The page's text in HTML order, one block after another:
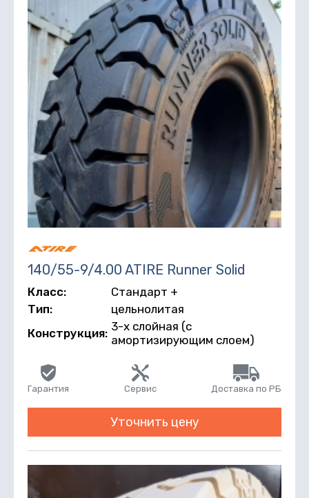
140/55-9/4.00 ATIRE Runner Solid
Класс:
Стандарт +
Тип:
цельнолитая
Конструкция: 3-х слойная (с
амортизирующим слоем)
Гарантия Сервис Доставка по РБ
Уточнить цену